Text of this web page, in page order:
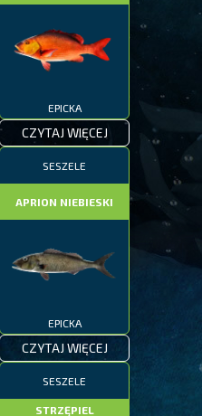
EPICKA
CZYTAJ WIĘCEJ
SESZELE
APRION NIEBIESKI
EPICKA
CZYTAJ WIĘCEJ
SESZELE
STRZĘPIEL